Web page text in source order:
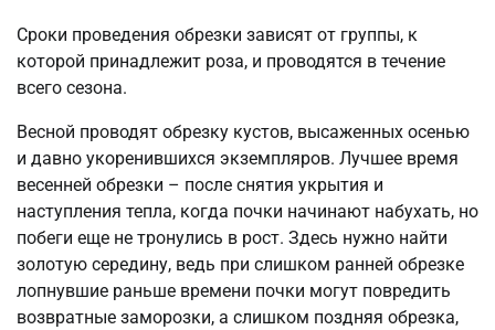
Сроки проведения обрезки зависят от группы, к
которой принадлежит роза, и проводятся в течение
всего сезона.
Весной проводят обрезку кустов, высаженных осенью
и давно укоренившихся экземпляров. Лучшее время
весенней обрезки – после снятия укрытия и
наступления тепла, когда почки начинают набухать, но
побеги еще не тронулись в рост. Здесь нужно найти
золотую середину, ведь при слишком ранней обрезке
лопнувшие раньше времени почки могут повредить
возвратные заморозки, а слишком поздняя обрезка,